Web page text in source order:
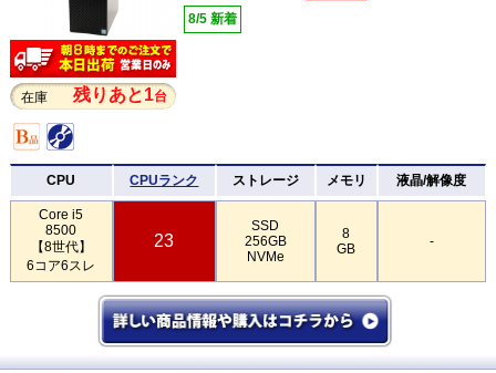
在庫 残りあと1台
8/5 新着
CPU CPUランク ストレージ メモリ 液晶/解像度
Core i5
8500
【8世代】
6コア6スレ
23
SSD
256GB
NVMe
8
GB
-